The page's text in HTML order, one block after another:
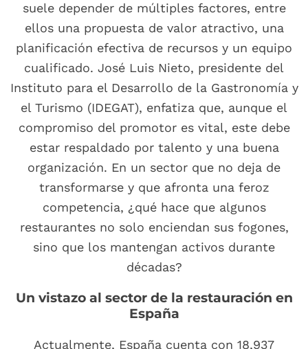
suele depender de múltiples factores, entre
ellos una propuesta de valor atractivo, una
planificación efectiva de recursos y un equipo
cualificado. José Luis Nieto, presidente del
Instituto para el Desarrollo de la Gastronomía y
el Turismo (IDEGAT), enfatiza que, aunque el
compromiso del promotor es vital, este debe
estar respaldado por talento y una buena
organización. En un sector que no deja de
transformarse y que afronta una feroz
competencia, ¿qué hace que algunos
restaurantes no solo enciendan sus fogones,
sino que los mantengan activos durante
décadas?
Un vistazo al sector de la restauración en
España
Actualmente, España cuenta con 18,937